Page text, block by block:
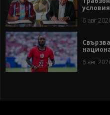
условия
6 авг
6 авг